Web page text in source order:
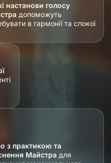
настанови голосу
допоможуть
в гармонії та спокої
з практикою та
Майстра для